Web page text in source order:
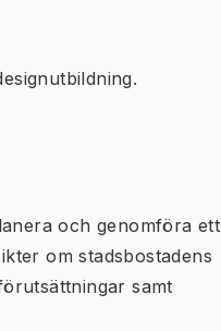
och genomföra ett
om stadsbostadens
samt